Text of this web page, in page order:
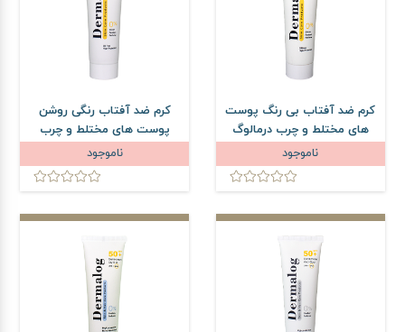
کرم ضد آفتاب بی رنگ پوست
های مختلط و چرب درمالوگ
ناموجود
کرم ضد آفتاب رنگی روشن
پوست های مختلط و چرب
میلی لیتر
ناموجود